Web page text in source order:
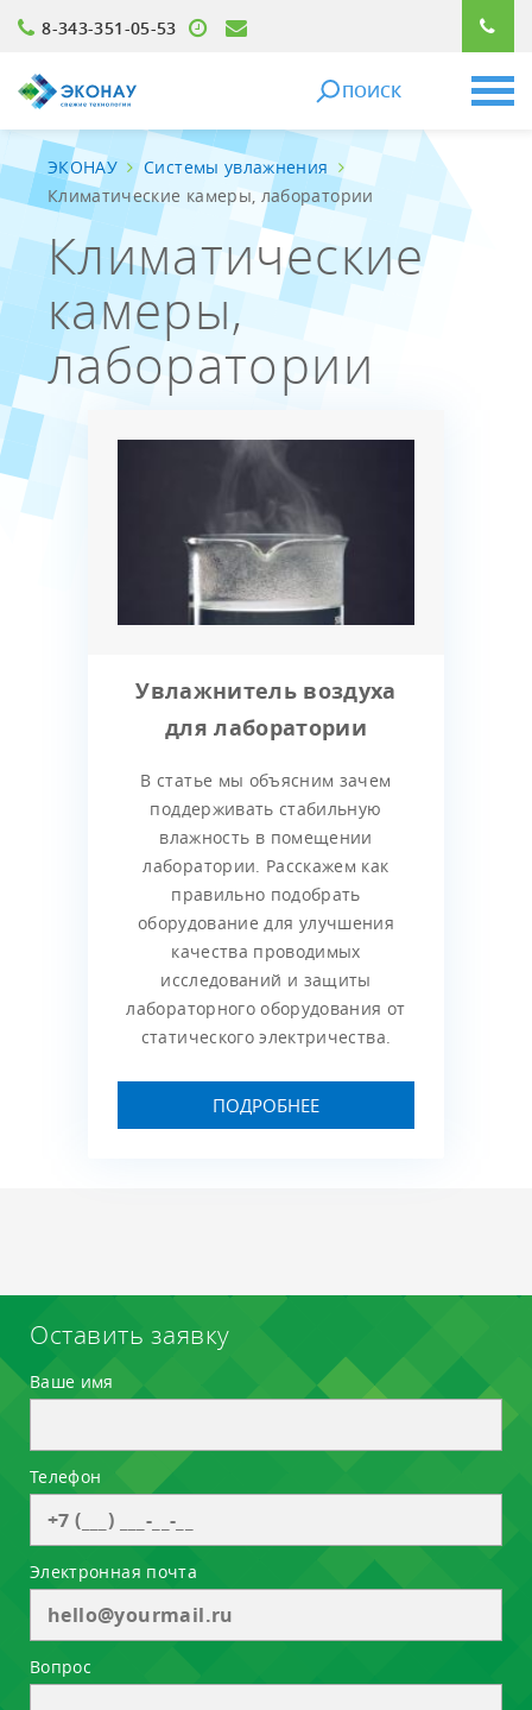
8-343-351-05-53
ПОИСК
ЭКОНАУ
Системы увлажнения
Климатические камеры, лаборатории
Климатические
камеры,
лаборатории
Увлажнитель воздуха
для лаборатории
В статье мы объясним зачем
поддерживать стабильную
влажность в помещении
лаборатории. Расскажем как
правильно подобрать
оборудование для улучшения
качества проводимых
исследований и защиты
лабораторного оборудования от
статического электричества.
ПОДРОБНЕЕ
Оставить заявку
Ваше имя
Телефон
Электронная почта
Вопрос